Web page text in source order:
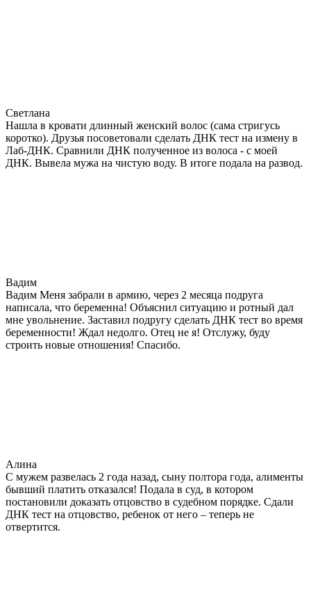
Светлана
Нашла в кровати длинный женский волос (сама стригусь
коротко). Друзья посоветовали сделать ДНК тест на измену в
Лаб-ДНК. Сравнили ДНК полученное из волоса - с моей
ДНК. Вывела мужа на чистую воду. В итоге подала на развод.
Вадим
Вадим Меня забрали в армию, через 2 месяца подруга
написала, что беременна! Объяснил ситуацию и ротный дал
мне увольнение. Заставил подругу сделать ДНК тест во время
беременности! Ждал недолго. Отец не я! Отслужу, буду
строить новые отношения! Спасибо.
Алина
С мужем развелась 2 года назад, сыну полтора года, алименты
бывший платить отказался! Подала в суд, в котором
постановили доказать отцовство в судебном порядке. Сдали
ДНК тест на отцовство, ребенок от него – теперь не
отвертится.